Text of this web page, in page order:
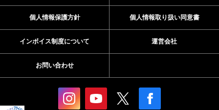
個人情報保護方針 個人情報取り扱い同意書
インボイス制度について 運営会社
お問い合わせ